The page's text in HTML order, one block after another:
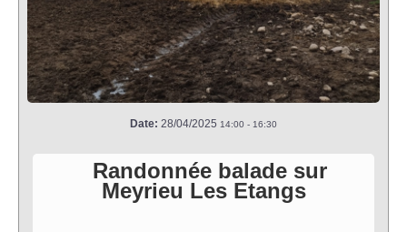
Date: 28/04/2025 14:00 - 16:30
Randonnée balade sur
Meyrieu Les Etangs